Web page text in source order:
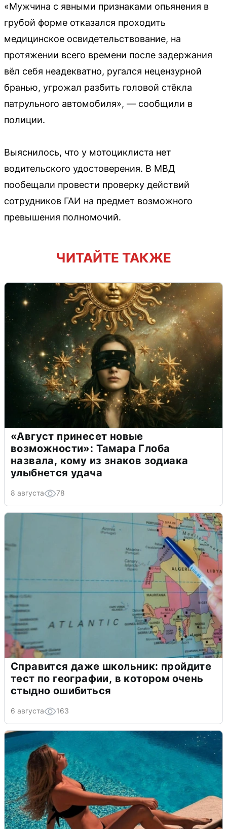
«Мужчина с явными признаками опьянения в
грубой форме отказался проходить
медицинское освидетельствование, на
протяжении всего времени после задержания
вёл себя неадекватно, ругался нецензурной
бранью, угрожал разбить головой стёкла
патрульного автомобиля», — сообщили в
полиции.
Выяснилось, что у мотоциклиста нет
водительского удостоверения. В МВД
пообещали провести проверку действий
сотрудников ГАИ на предмет возможного
превышения полномочий.
ЧИТАЙТЕ ТАКЖЕ
«Август принесет новые
возможности»: Тамара Глоба
назвала, кому из знаков зодиака
улыбнется удача
8 августа 78
Справится даже школьник: пройдите
тест по географии, в котором очень
стыдно ошибиться
6 августа 163